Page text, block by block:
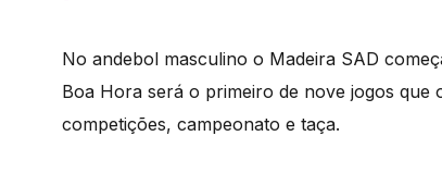
No andebol masculino o Madeira SAD
Boa Hora será o primeiro de nove jogos que
competições, campeonato e taça.